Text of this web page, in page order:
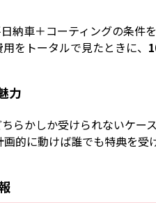
納車＋コーティングの条件
をトータルで見たときに、
力
らかしか受けられないケース
的に動けば誰でも特典を受